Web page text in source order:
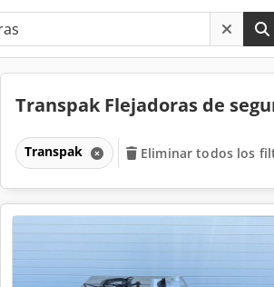
Transpak Flejadoras de
Transpak Eliminar todos los